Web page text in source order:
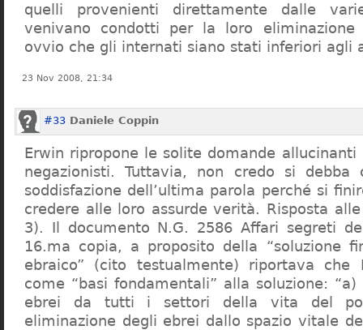
quelli provenienti direttamente dalle
venivano condotti per la loro eliminazione
ovvio che gli internati siano stati inferiori agli
23 Nov 2008, 21:34
#33 Daniele Coppin
Erwin ripropone le solite domande
negazionisti. Tuttavia, non credo si debba
soddisfazione dell’ultima parola perché si
credere alle loro assurde verità. Risposta
3). Il documento N.G. 2586 Affari segreti
16.ma copia, a proposito della “soluzione
ebraico” (cito testualmente) riportava che
come “basi fondamentali” alla soluzione:
ebrei da tutti i settori della vita del
eliminazione degli ebrei dallo spazio vitale